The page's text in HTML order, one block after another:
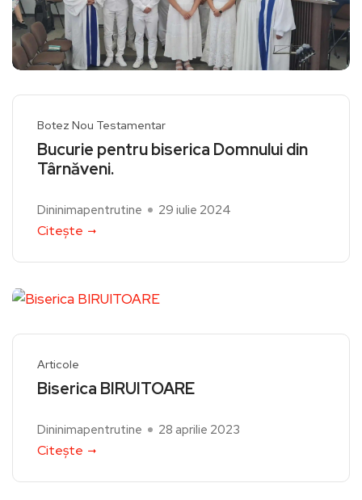
Botez Nou Testamentar
Bucurie pentru biserica Domnului din
Târnăveni.
Dininimapentrutine 29 iulie 2024
Citește
Articole
Biserica BIRUITOARE
Dininimapentrutine 28 aprilie 2023
Citește